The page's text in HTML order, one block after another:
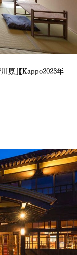
原』【Kappo2023年